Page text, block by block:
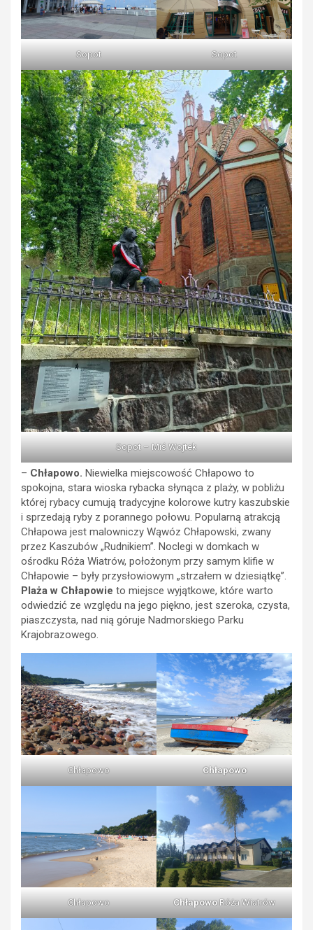
Sopot Sopot
Sopot – Miś Wojtek
– Chłapowo. Niewielka miejscowość Chłapowo to
spokojna, stara wioska rybacka słynąca z plaży, w pobliżu
której rybacy cumują tradycyjne kolorowe kutry kaszubskie
i sprzedają ryby z porannego połowu. Popularną atrakcją
Chłapowa jest malowniczy Wąwóz Chłapowski, zwany
przez Kaszubów „Rudnikiem”. Noclegi w domkach w
ośrodku Róża Wiatrów, położonym przy samym klifie w
Chłapowie – były przysłowiowym „strzałem w dziesiątkę”.
Plaża w Chłapowie to miejsce wyjątkowe, które warto
odwiedzić ze względu na jego piękno, jest szeroka, czysta,
piaszczysta, nad nią góruje Nadmorskiego Parku
Krajobrazowego.
Chłapowo Chłapowo
Chłapowo ChłapowoRóża Wiatrów